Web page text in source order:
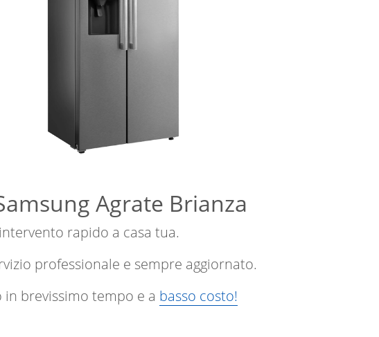
Agrate Brianza
rapido a casa tua.
professionale e sempre aggiornato.
brevissimo tempo e a basso costo!